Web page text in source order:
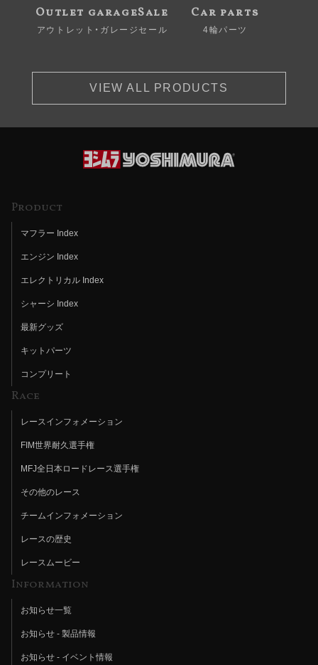
Outlet garageSale
アウトレット・ガレージセール
Car parts
4輪パーツ
VIEW ALL PRODUCTS
Product
マフラー Index
エンジン Index
エレクトリカル Index
シャーシ Index
最新グッズ
キットパーツ
コンプリート
Race
レースインフォメーション
FIM世界耐久選手権
MFJ全日本ロードレース選手権
その他のレース
チームインフォメーション
レースの歴史
レースムービー
Information
お知らせ一覧
お知らせ - 製品情報
お知らせ - イベント情報